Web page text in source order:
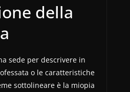
della
sede per descrivere in
o le caratteristiche
sottolineare è la miopia